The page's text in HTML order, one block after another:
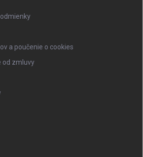
a poučenie o cookies
od zmluvy